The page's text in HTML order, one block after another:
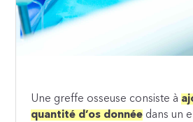
Une greffe osseuse consiste à
quantité d’os donnée dans un